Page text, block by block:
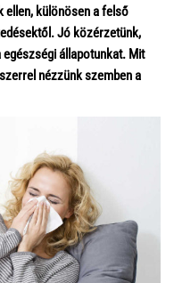
ellen, különösen a felső
Jó közérzetünk,
állapotunkat. Mit
nézzünk szemben a